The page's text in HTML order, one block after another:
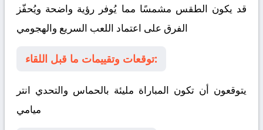
قد يكون الطقس مشمسًا مما يُوفر رؤية واضحة ويُحفّز
الفرق على اعتماد اللعب السريع والهجومي
توقعات وتقييمات ما قبل اللقاء:
يتوقعون أن تكون المباراة مليئة بالحماس والتحدي انتر
ميامي